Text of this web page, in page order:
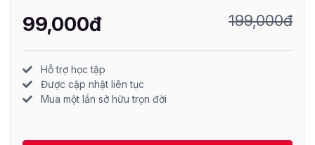
99,000đ 199,000đ
Hỗ trợ học tập
Được cập nhật liên tục
Mua một lần sở hữu trọn đời